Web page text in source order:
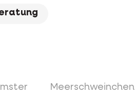
Meerschweinchen